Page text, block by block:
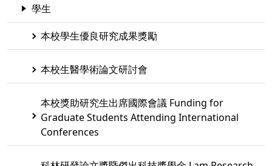
學生
本校學生優良研究成果獎勵
本校生醫學術論文研討會
本校獎助研究生出席國際會議 Funding for
Graduate Students Attending International
Conferences